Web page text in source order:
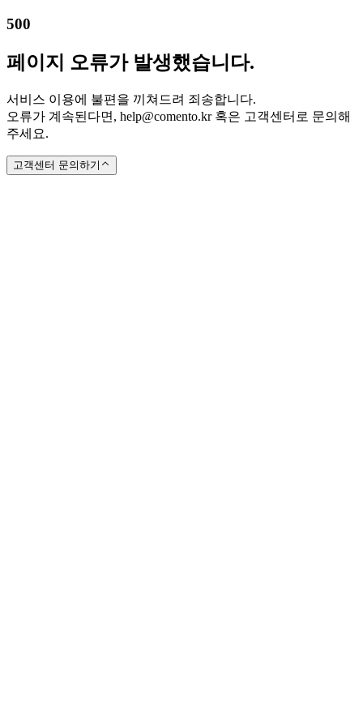
500
페이지 오류가 발생했습니다.
서비스 이용에 불편을 끼쳐드려 죄송합니다.
오류가 계속된다면, help@comento.kr 혹은 고객센터로 문의해
주세요.
고객센터 문의하기